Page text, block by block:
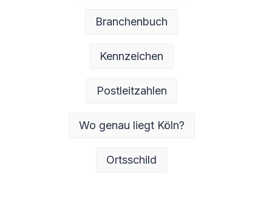
Branchenbuch
Kennzeichen
Postleitzahlen
Wo genau liegt Köln?
Ortsschild